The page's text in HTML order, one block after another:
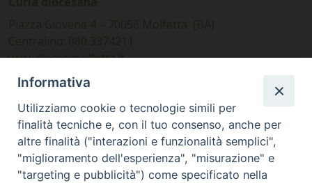
www.diocesimolfetta.it –
diocesimolfetta@pec.chiesacattolica.it
Ufficio Comunicazioni sociali
Piazza Giovene 4 – 70056 Molfetta (BA)
comunicazionisociali@diocesimolfetta.it
Informativa
Utilizziamo cookie o tecnologie simili per
finalità tecniche e, con il tuo consenso, anche per
altre finalità ("interazioni e funzionalità semplici",
"miglioramento dell'esperienza", "misurazione" e
"targeting e pubblicità") come specificato nella